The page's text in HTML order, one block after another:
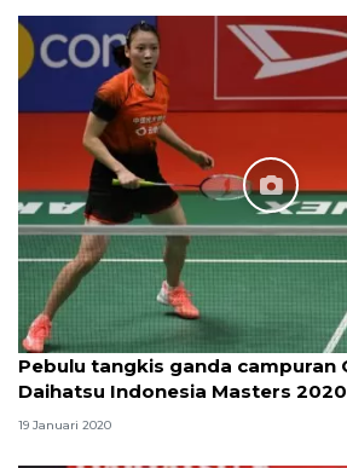
Pebulu tangkis ganda campuran
Daihatsu Indonesia Masters 2020
19 Januari 2020